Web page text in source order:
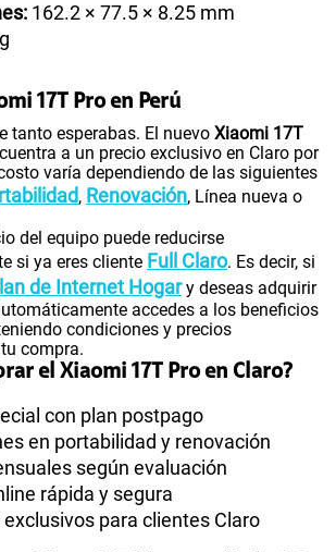
162.2 × 77.5 × 8.25 mm
17T Pro en Perú
tanto esperabas. El nuevo Xiaomi 17T
a un precio exclusivo en Claro por
varía dependiendo de las siguientes
, Renovación, Línea nueva o
del equipo puede reducirse
si ya eres cliente Full Claro. Es decir, si
de Internet Hogary deseas adquirir
accedes a los beneficios
condiciones y precios
compra.
el Xiaomi 17T Pro en Claro?
con plan postpago
en portabilidad y renovación
según evaluación
rápida y segura
para clientes Claro